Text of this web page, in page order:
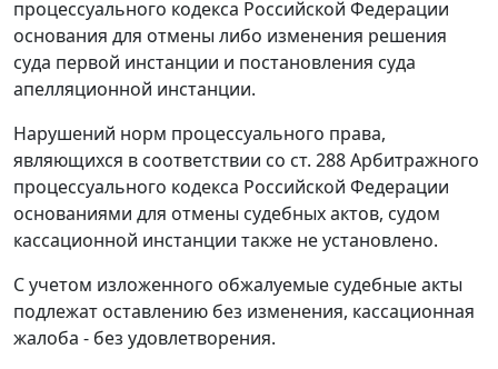
процессуального кодекса Российской Федерации
основания для отмены либо изменения решения
суда первой инстанции и постановления суда
апелляционной инстанции.
Нарушений норм процессуального права,
являющихся в соответствии со ст. 288 Арбитражного
процессуального кодекса Российской Федерации
основаниями для отмены судебных актов, судом
кассационной инстанции также не установлено.
С учетом изложенного обжалуемые судебные акты
подлежат оставлению без изменения, кассационная
жалоба - без удовлетворения.